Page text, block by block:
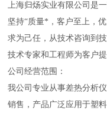
上海归炀实业有限公司是
坚持“质量*，客户至上 ，
求为己任 ， 从技术咨询到
技术专家和工程师为客户
公司经营范围：
我公司专业从事差热分析
销售 ，产品广泛应用于塑